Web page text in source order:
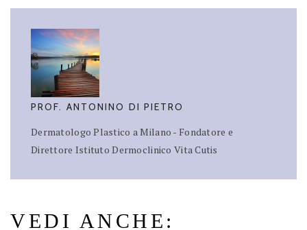
PROF. ANTONINO DI PIETRO
Dermatologo Plastico a Milano - Fondatore e
Direttore Istituto Dermoclinico Vita Cutis
VEDI ANCHE: